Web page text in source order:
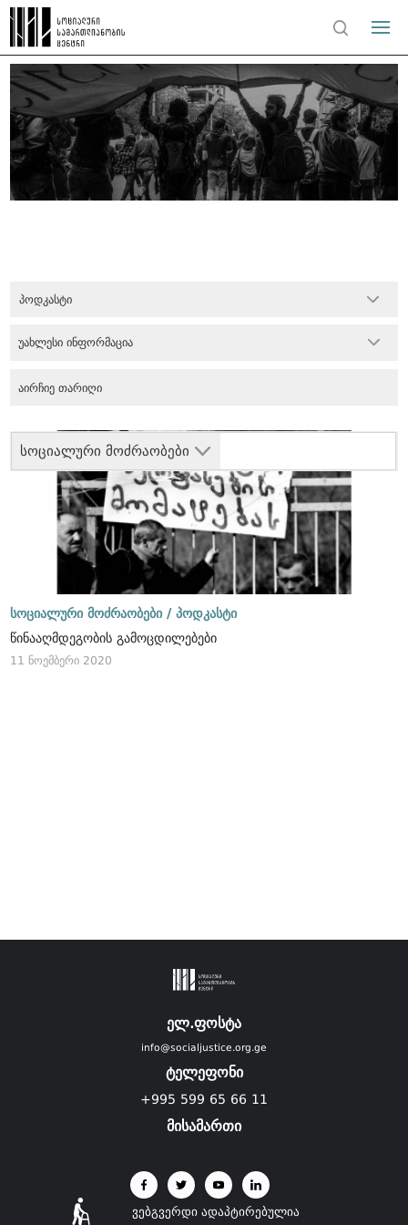
პოდკასტი
სოციალური მოძრაობები
უახლესი ინფორმაცია
სოციალური მოძრაობები / პოდკასტი
წინააღმდეგობის გამოცდილებები
11 ნოემბერი 2020
ელ.ფოსტა
info@socialjustice.org.ge
ტელეფონი
+995 599 65 66 11
მისამართი
ვებგვერდი ადაპტირებულია